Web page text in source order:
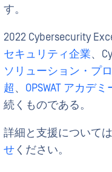
す。
2022 Cybersecurity
セキュリティ企業、
ソリューション・プ
超、 OPSWAT アカデ
続くものである。
詳細と支援について
せください。